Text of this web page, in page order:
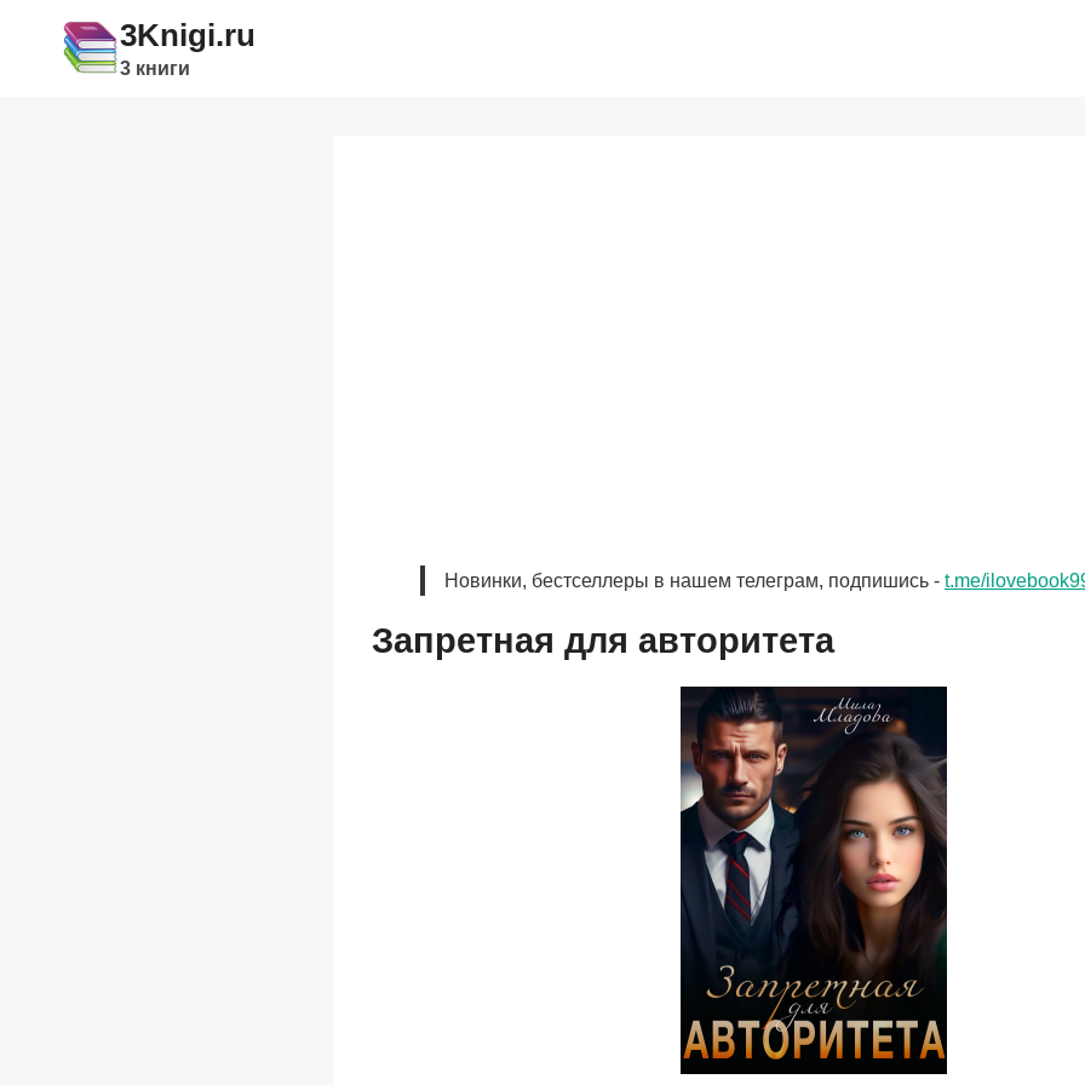
содержимому
3Knigi.ru
3 книги
Новинки, бестселлеры в нашем телеграм, подпишись - t.me/
Запретная для авторитета